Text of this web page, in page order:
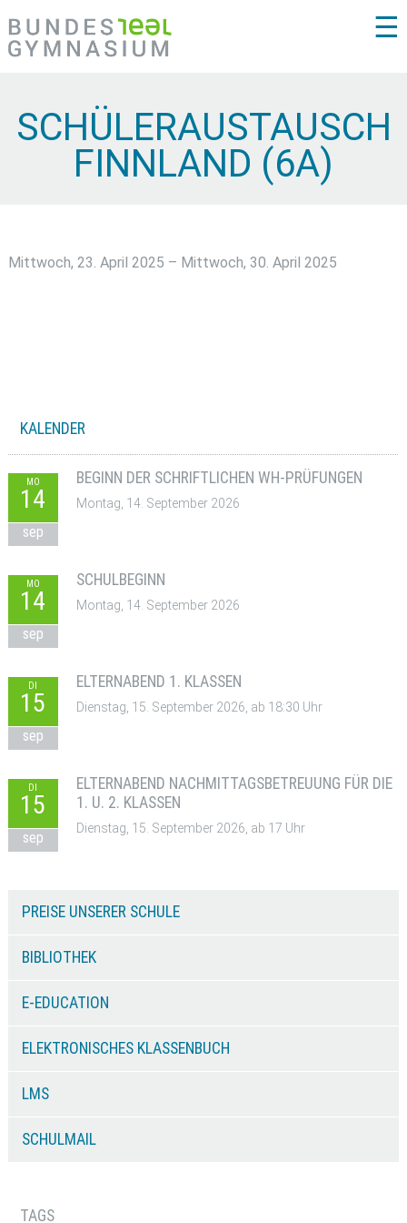
☰
SCHÜLERAUSTAUSCH
FINNLAND (6A)
Mittwoch, 23. April 2025 – Mittwoch, 30. April 2025
KALENDER
MO
14
sep
BEGINN DER SCHRIFTLICHEN WH-PRÜFUNGEN
Montag, 14. September 2026
MO
14
sep
SCHULBEGINN
Montag, 14. September 2026
DI
15
sep
ELTERNABEND 1. KLASSEN
Dienstag, 15. September 2026, ab 18:30 Uhr
DI
15
sep
ELTERNABEND NACHMITTAGSBETREUUNG FÜR DIE
1. U. 2. KLASSEN
Dienstag, 15. September 2026, ab 17 Uhr
PREISE UNSERER SCHULE
BIBLIOTHEK
E-EDUCATION
ELEKTRONISCHES KLASSENBUCH
LMS
SCHULMAIL
TAGS